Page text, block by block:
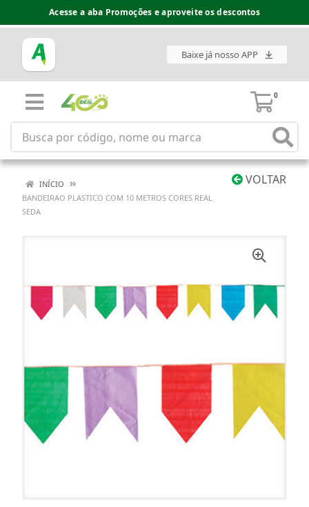
Acesse a aba Promoções e aproveite os descontos
Baixe já nosso APP
0
VOLTAR
INÍCIO
BANDEIRAO PLASTICO COM 10 METROS CORES REAL
SEDA